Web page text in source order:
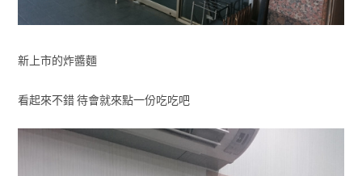
新上市的炸醬麵
看起來不錯 待會就來點一份吃吃吧